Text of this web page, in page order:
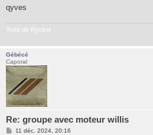
qyves
Yves de Ryckel
Gébécé
Caporal
Re: groupe avec moteur willis
M11 déc. 2024, 20:16